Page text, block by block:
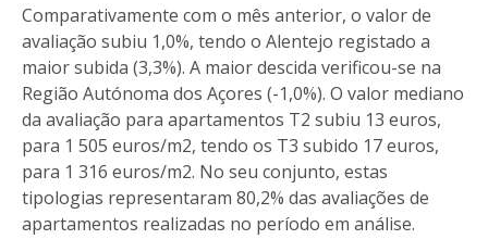
Comparativamente com o mês anterior, o valor de
avaliação subiu 1,0%, tendo o Alentejo registado a
maior subida (3,3%). A maior descida verificou-se na
Região Autónoma dos Açores (-1,0%). O valor mediano
da avaliação para apartamentos T2 subiu 13 euros,
para 1 505 euros/m2, tendo os T3 subido 17 euros,
para 1 316 euros/m2. No seu conjunto, estas
tipologias representaram 80,2% das avaliações de
apartamentos realizadas no período em análise.